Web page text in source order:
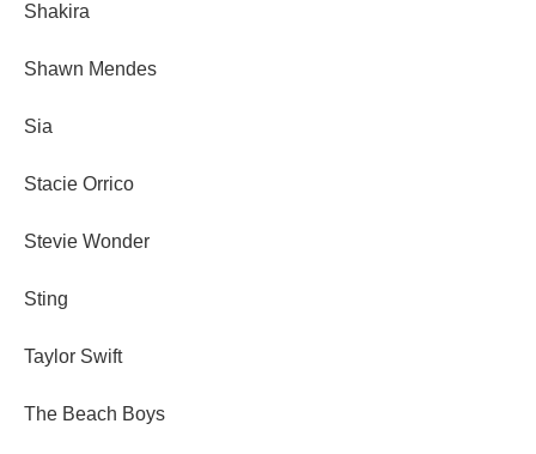
Shakira
Shawn Mendes
Sia
Stacie Orrico
Stevie Wonder
Sting
Taylor Swift
The Beach Boys